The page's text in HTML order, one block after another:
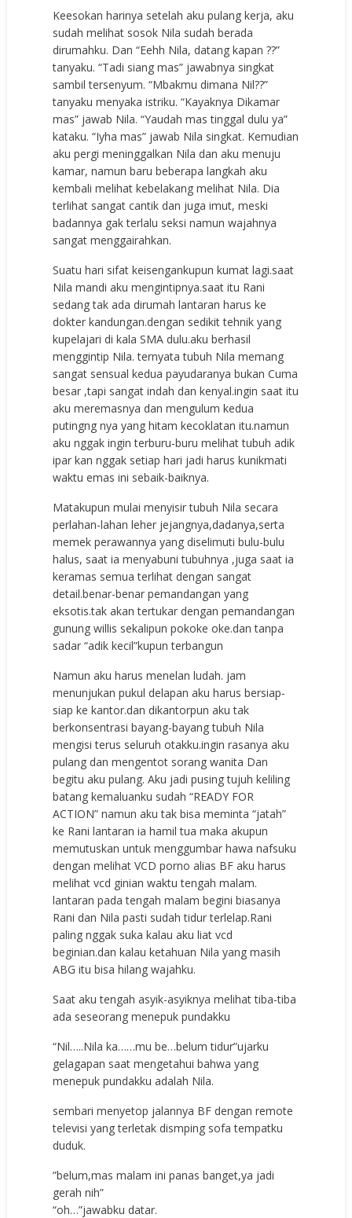
Keesokan harinya setelah aku pulang kerja, aku
sudah melihat sosok Nila sudah berada
dirumahku. Dan “Eehh Nila, datang kapan ??”
tanyaku. “Tadi siang mas” jawabnya singkat
sambil tersenyum. “Mbakmu dimana Nil??”
tanyaku menyaka istriku. “Kayaknya Dikamar
mas” jawab Nila. “Yaudah mas tinggal dulu ya”
kataku. “Iyha mas” jawab Nila singkat. Kemudian
aku pergi meninggalkan Nila dan aku menuju
kamar, namun baru beberapa langkah aku
kembali melihat kebelakang melihat Nila. Dia
terlihat sangat cantik dan juga imut, meski
badannya gak terlalu seksi namun wajahnya
sangat menggairahkan.
Suatu hari sifat keisengankupun kumat lagi.saat
Nila mandi aku mengintipnya.saat itu Rani
sedang tak ada dirumah lantaran harus ke
dokter kandungan.dengan sedikit tehnik yang
kupelajari di kala SMA dulu.aku berhasil
menggintip Nila. ternyata tubuh Nila memang
sangat sensual kedua payudaranya bukan Cuma
besar ,tapi sangat indah dan kenyal.ingin saat itu
aku meremasnya dan mengulum kedua
putingng nya yang hitam kecoklatan itu.namun
aku nggak ingin terburu-buru melihat tubuh adik
ipar kan nggak setiap hari jadi harus kunikmati
waktu emas ini sebaik-baiknya.
Matakupun mulai menyisir tubuh Nila secara
perlahan-lahan leher jejangnya,dadanya,serta
memek perawannya yang diselimuti bulu-bulu
halus, saat ia menyabuni tubuhnya ,juga saat ia
keramas semua terlihat dengan sangat
detail.benar-benar pemandangan yang
eksotis.tak akan tertukar dengan pemandangan
gunung willis sekalipun pokoke oke.dan tanpa
sadar “adik kecil”kupun terbangun
Namun aku harus menelan ludah. jam
menunjukan pukul delapan aku harus bersiap-
siap ke kantor.dan dikantorpun aku tak
berkonsentrasi bayang-bayang tubuh Nila
mengisi terus seluruh otakku.ingin rasanya aku
pulang dan mengentot sorang wanita Dan
begitu aku pulang. Aku jadi pusing tujuh keliling
batang kemaluanku sudah “READY FOR
ACTION” namun aku tak bisa meminta “jatah”
ke Rani lantaran ia hamil tua maka akupun
memutuskan untuk menggumbar hawa nafsuku
dengan melihat VCD porno alias BF aku harus
melihat vcd ginian waktu tengah malam.
lantaran pada tengah malam begini biasanya
Rani dan Nila pasti sudah tidur terlelap.Rani
paling nggak suka kalau aku liat vcd
beginian.dan kalau ketahuan Nila yang masih
ABG itu bisa hilang wajahku.
Saat aku tengah asyik-asyiknya melihat tiba-tiba
ada seseorang menepuk pundakku
“Nil…..Nila ka……mu be…belum tidur”ujarku
gelagapan saat mengetahui bahwa yang
menepuk pundakku adalah Nila.
sembari menyetop jalannya BF dengan remote
televisi yang terletak dismping sofa tempatku
duduk.
”belum,mas malam ini panas banget,ya jadi
gerah nih”
“oh…”jawabku datar.